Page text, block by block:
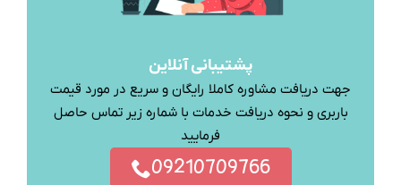
پشتیبانی آنلاین
جهت دریافت مشاوره کاملا رایگان و سریع در مورد قیمت
باربری و نحوه دریافت خدمات با شماره زیر تماس حاصل
فرمایید
09210709766